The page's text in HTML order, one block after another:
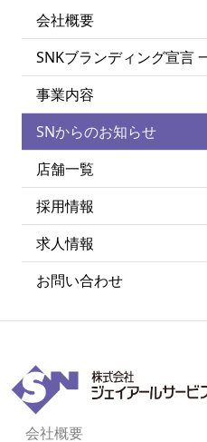
会社概要
SNKブランディング宣言
事業内容
SNからのお知らせ
店舗一覧
採用情報
求人情報
お問い合わせ
会社概要